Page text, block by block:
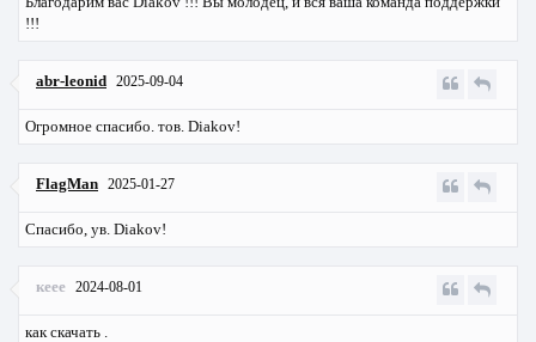
!!!
abr-leonid 2025-09-04
Огромное спасибо. тов. Diakov!
FlagMan 2025-01-27
Спасибо, ув. Diakov!
кеее 2024-08-01
как скачать .